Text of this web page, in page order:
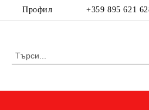
Профил +359 895 621